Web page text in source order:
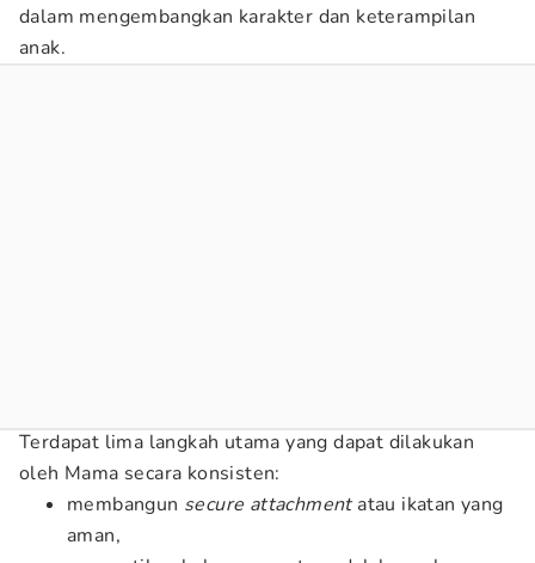
dalam mengembangkan karakter dan keterampilan
anak.
Terdapat lima langkah utama yang dapat dilakukan
oleh Mama secara konsisten:
membangun secure attachmentatau ikatan yang
aman,